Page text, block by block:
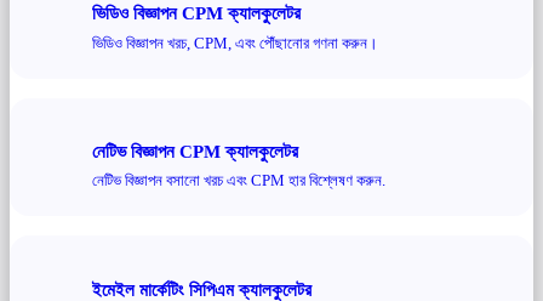
ভিডিও বিজ্ঞাপন CPM ক্যালকুলেটর
ভিডিও বিজ্ঞাপন খরচ, CPM, এবং পৌঁছানোর গণনা করুন।
নেটিভ বিজ্ঞাপন CPM ক্যালকুলেটর
নেটিভ বিজ্ঞাপন বসানো খরচ এবং CPM হার বিশ্লেষণ করুন.
ইমেইল মার্কেটিং সিপিএম ক্যালকুলেটর